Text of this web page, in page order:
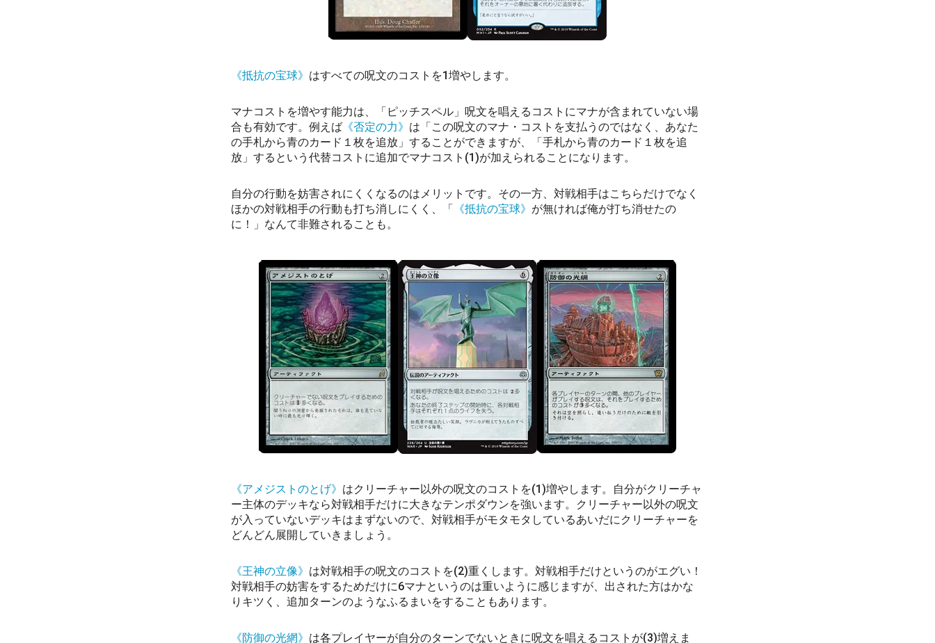
《抵抗の宝球》 はすべての呪文のコストを1増やします。
マナコストを増やす能力は、「ピッチスペル」呪文を唱えるコストにマナが含まれていない場
合も有効です。例えば 《否定の力》 は「この呪文のマナ・コストを支払うのではなく、あなた
の手札から青のカード１枚を追放」することができますが、「手札から青のカード１枚を追
放」するという代替コストに追加でマナコスト(1)が加えられることになります。
自分の行動を妨害されにくくなるのはメリットです。その一方、対戦相手はこちらだけでなく
ほかの対戦相手の行動も打ち消しにくく、「 《抵抗の宝球》 が無ければ俺が打ち消せたの
に！」なんて非難されることも。
《アメジストのとげ》 はクリーチャー以外の呪文のコストを(1)増やします。自分がクリーチャ
ー主体のデッキなら対戦相手だけに大きなテンポダウンを強います。クリーチャー以外の呪文
が入っていないデッキはまずないので、対戦相手がモタモタしているあいだにクリーチャーを
どんどん展開していきましょう。
《王神の立像》 は対戦相手の呪文のコストを(2)重くします。対戦相手だけというのがエグい！
対戦相手の妨害をするためだけに6マナというのは重いように感じますが、出された方はかな
りキツく、追加ターンのようなふるまいをすることもあります。
《防御の光網》 は各プレイヤーが自分のターンでないときに呪文を唱えるコストが(3)増えま